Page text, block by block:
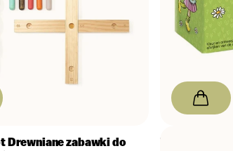
Drewniane zabawki do